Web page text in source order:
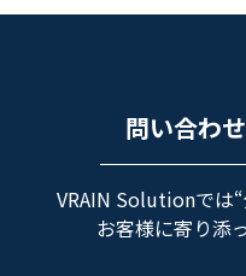
問い合わ
VRAIN Solutionでは
お客様に寄り添